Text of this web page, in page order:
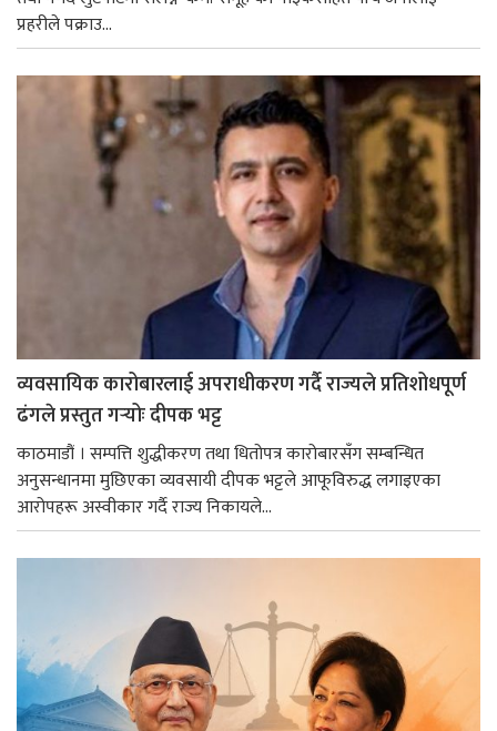
प्रहरीले पक्राउ...
व्यवसायिक कारोबारलाई अपराधीकरण गर्दै राज्यले प्रतिशोधपूर्ण
ढंगले प्रस्तुत गर्‍योः दीपक भट्ट
काठमाडौं । सम्पत्ति शुद्धीकरण तथा धितोपत्र कारोबारसँग सम्बन्धित
अनुसन्धानमा मुछिएका व्यवसायी दीपक भट्टले आफूविरुद्ध लगाइएका
आरोपहरू अस्वीकार गर्दै राज्य निकायले...